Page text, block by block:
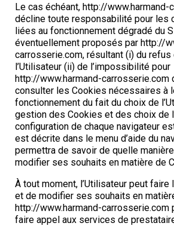
Le cas échéant, http://www.harmand-
décline toute responsabilité pour les
liées au fonctionnement dégradé du
éventuellement proposés par http://
carrosserie.com, résultant (i) du
l’Utilisateur (ii) de l’impossibilité pour
http://www.harmand-carrosserie.com
consulter les Cookies nécessaires à
fonctionnement du fait du choix de
gestion des Cookies et des choix de
configuration de chaque navigateur
est décrite dans le menu d’aide du
permettra de savoir de quelle
modifier ses souhaits en matière de
À tout moment, l’Utilisateur peut faire
et de modifier ses souhaits en
http://www.harmand-carrosserie.com
faire appel aux services de